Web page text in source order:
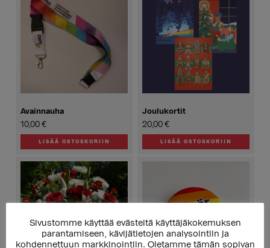
Avainnauha
10,00€
LISÄÄ OSTOSKORIIN
Joulukortit
20,00€
LISÄÄ OSTOSKORIIN
Sivustomme käyttää evästeitä käyttäjäkokemuksen
parantamiseen, kävijätietojen analysointiin ja
kohdennettuun markkinointiin. Oletamme tämän sopivan